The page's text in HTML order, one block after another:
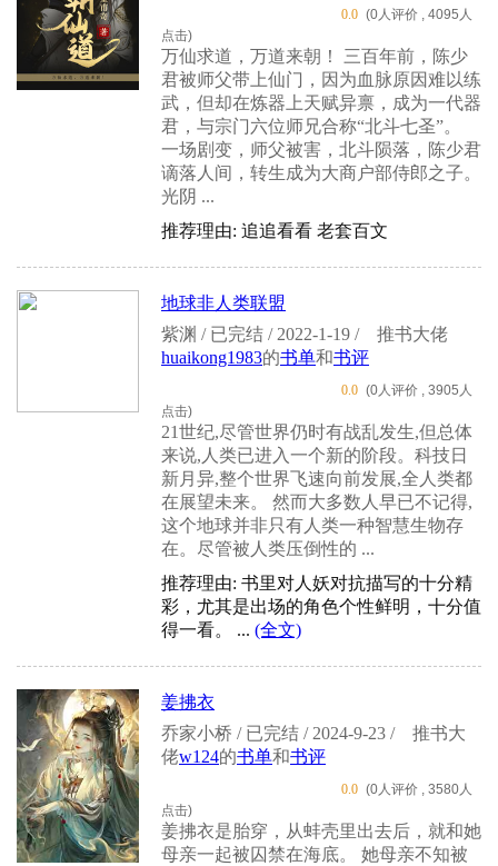
0.0 (0人评价 , 4095人
点击)
万仙求道，万道来朝！ 三百年前，陈少
君被师父带上仙门，因为血脉原因难以练
武，但却在炼器上天赋异禀，成为一代器
君，与宗门六位师兄合称“北斗七圣”。
一场剧变，师父被害，北斗陨落，陈少君
谪落人间，转生成为大商户部侍郎之子。
光阴 ...
推荐理由: 追追看看 老套百文
地球非人类联盟
紫渊 / 已完结 / 2022-1-19 /
推书大佬
huaikong1983的书单和书评
0.0 (0人评价 , 3905人
点击)
21世纪,尽管世界仍时有战乱发生,但总体
来说,人类已进入一个新的阶段。科技日
新月异,整个世界飞速向前发展,全人类都
在展望未来。 然而大多数人早已不记得,
这个地球并非只有人类一种智慧生物存
在。尽管被人类压倒性的 ...
推荐理由: 书里对人妖对抗描写的十分精
彩，尤其是出场的角色个性鲜明，十分值
得一看。 ... (全文)
姜拂衣
乔家小桥 / 已完结 / 2024-9-23 /
推书大
佬w124的书单和书评
0.0 (0人评价 , 3580人
点击)
姜拂衣是胎穿，从蚌壳里出去后，就和她
母亲一起被囚禁在海底。 她母亲不知被